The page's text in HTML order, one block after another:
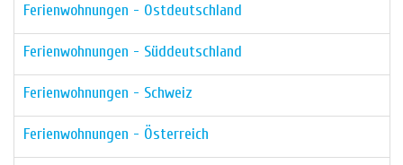
Ferienwohnungen - Ostdeutschland
Ferienwohnungen - Süddeutschland
Ferienwohnungen - Schweiz
Ferienwohnungen - Österreich